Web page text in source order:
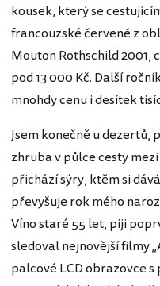
kousek, který se
francouzské červené z
Mouton Rothschild 2001,
pod 13 000 Kč. Další
mnohdy cenu i desítek
Jsem konečně u dezertů,
zhruba v půlce cesty
přichází sýry, ktěm si
převyšuje rok mého
Víno staré 55 let, piji
sledoval nejnovější filmy
palcové LCD obrazovce